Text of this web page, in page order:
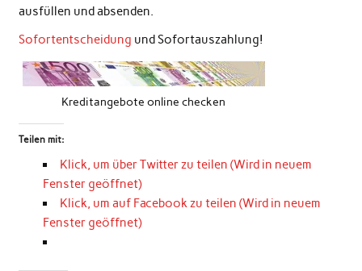
ausfüllen und absenden.
Sofortentscheidung und Sofortauszahlung!
Kreditangebote online checken
Teilen mit:
Klick, um über Twitter zu teilen (Wird in neuem
Fenster geöffnet)
Klick, um auf Facebook zu teilen (Wird in neuem
Fenster geöffnet)